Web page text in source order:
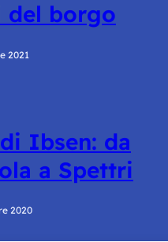
del borgo
2021
Ibsen: da
a Spettri
2020